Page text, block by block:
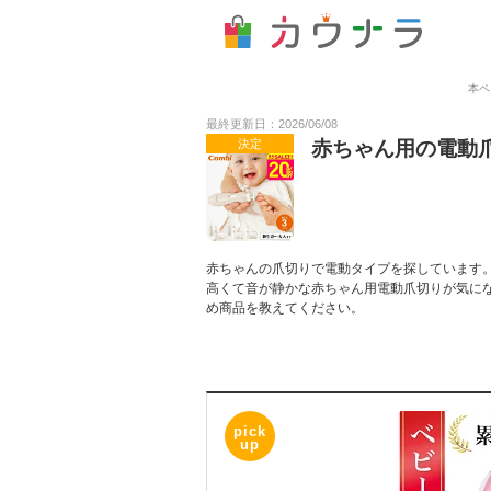
本
最終更新日：2026/06/08
決定
赤ちゃん用の電動
赤ちゃんの爪切りで電動タイプを探していま
高くて音が静かな赤ちゃん用電動爪切りが気
め商品を教えてください。
pick
up